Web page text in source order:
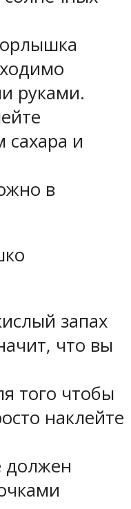
руками.
сахара и
в
запах
что вы
того чтобы
наклейте
должен